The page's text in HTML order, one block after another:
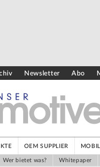
Newsletter Abo
OEM SUPPLIER
Wer bietet was? Whitepaper